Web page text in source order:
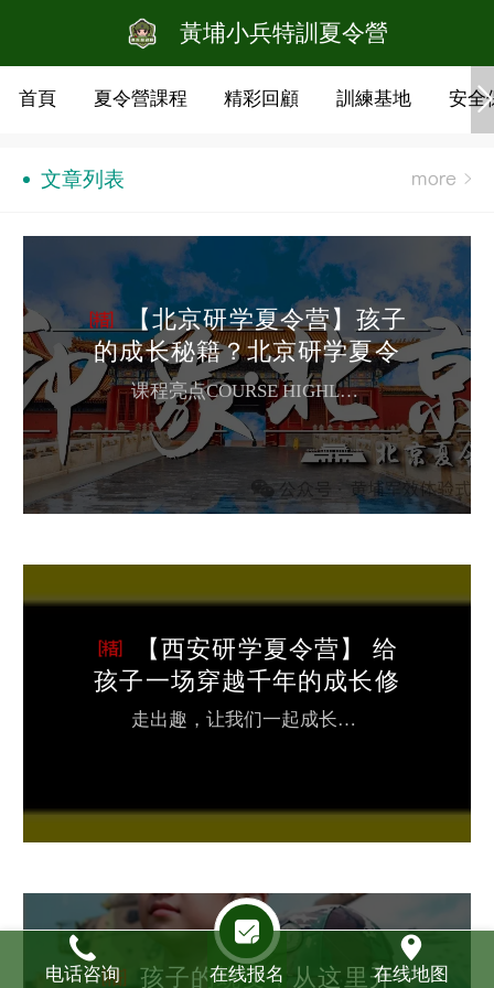
黃埔小兵特訓夏令營
首頁 夏令營課程 精彩回顧 訓練基地 安全
文章列表
【北京研学夏令营】孩子
的成长秘籍？北京研学夏令
营来揭晓
课程亮点COURSE HIGHLIGHTS 知识学习活动通过把科学性、知识性、文化性活动与故宫、科技馆、博物馆的展览内容相结合，学生通过实地的亲身实践，提高了自身综合运用知识解决问题的能力、交流合作的能力。 思维启发探究式学习思维、内省思维，从通过问题引导，锻炼学生将学科知识与现实问题相结合，到个人价值的思考，启迪学生对于未来的探索。 关系重建我与自我的关系、我与他人的关系、我与社会的关系...
【西安研学夏令营】 给
孩子一场穿越千年的成长修
行，点亮孩子知识版图
走出趣，让我们一起成长！西安旧时称为长安这里是中国历史上建都朝代最多的历史最悠久的城市是中国四大古都之一在《史记》被誉为"金城千里，天府之国"享有"中华民族摇篮"之美誉纸上得来终觉浅，绝知此事要躬行经历是最好的学习方式西安夏令营是最美的相遇一场夏令营可以让孩子们不断增长见识，不断成长掌握文化的精髓，历史的深厚在“行走的课堂”里邂逅美好未来01穿汉服、学汉礼# 汉礼盛大开营仪式汉文化是中国主流...
孩子的蜕变，从这里开
电话咨询 在线报名 在线地图